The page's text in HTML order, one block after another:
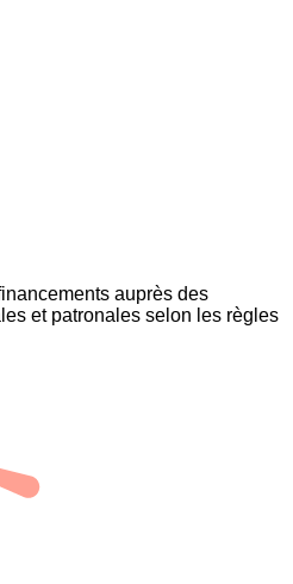
auprès des
et patronales selon les règles